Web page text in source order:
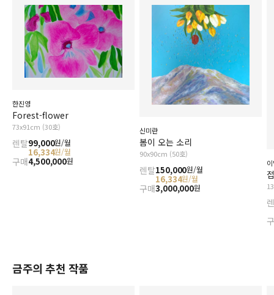
한진영
Forest-flower
73x91cm (30호)
렌탈99,000원/월
16,334원/월
구매4,500,000원
신미란
봄이 오는 소리
90x90cm (50호)
렌탈150,000원/월
16,334원/월
구매3,000,000원
금주의 추천 작품